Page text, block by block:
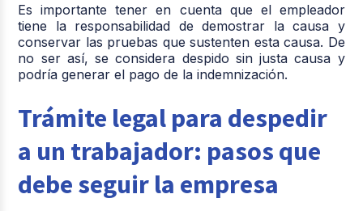
Es importante tener en cuenta que el empleador
tiene la responsabilidad de demostrar la causa y
conservar las pruebas que sustenten esta causa. De
no ser así, se considera despido sin justa causa y
podría generar el pago de la indemnización.
Trámite legal para despedir
a un trabajador: pasos que
debe seguir la empresa